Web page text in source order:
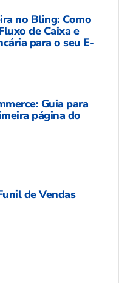
no Bling: Como
de Caixa e
para o seu E-
Guia para
página do
de Vendas